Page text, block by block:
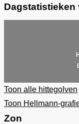
Dagstatistieken
Toon alle hittegolven
Toon Hellmann-
Zon